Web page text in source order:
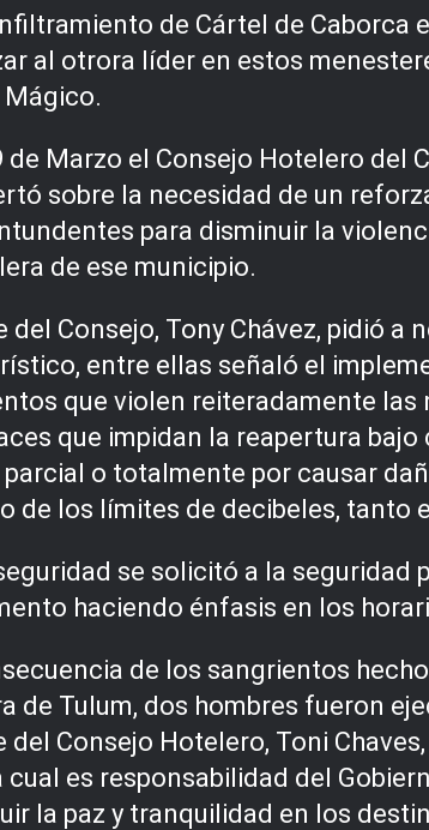
de Cártel de Caborca
al otrora líder en estos
Mágico.
de Marzo el Consejo Hotelero del
sobre la necesidad de un
para disminuir la
de ese municipio.
del Consejo, Tony Chávez, pidió
entre ellas señaló el
que violen reiteradamente
que impidan la reapertura
o totalmente por causar
de los límites de decibeles, tanto
se solicitó a la
haciendo énfasis en los
de los sangrientos
de Tulum, dos hombres fueron
del Consejo Hotelero, Toni
cual es responsabilidad del
la paz y tranquilidad en los